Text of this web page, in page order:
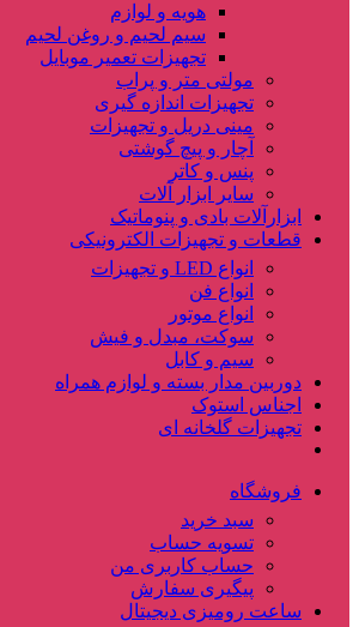
هویه و لوازم
سیم لحیم و روغن لحیم
تجهیزات تعمیر موبایل
مولتی متر و پراب
تجهیزات اندازه گیری
مینی دریل و تجهیزات
آچار و پیچ گوشتی
پنس و کاتر
سایر ابزار آلات
ابزارآلات بادی و پنوماتیک
قطعات و تجهیزات الکترونیکی
انواع LED و تجهیزات
انواع فن
انواع موتور
سوکت، مبدل و فیش
سیم و کابل
دوربین مدار بسته و لوازم همراه
اجناس استوک
تجهیزات گلخانه ای
فروشگاه
سبد خرید
تسویه حساب
حساب کاربری من
پیگیری سفارش
ساعت‌ رومیزی دیجیتال